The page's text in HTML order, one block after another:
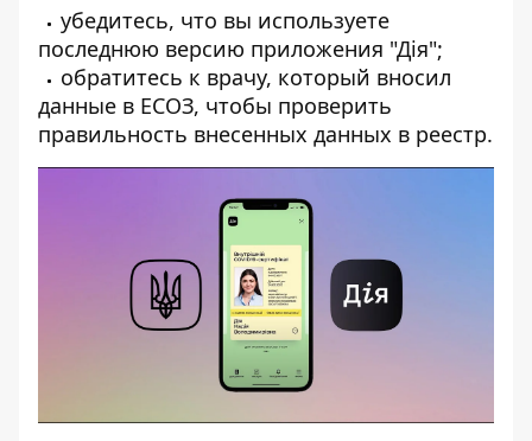
убедитесь, что вы используете
последнюю версию приложения "Дія";
обратитесь к врачу, который вносил
данные в ЕСОЗ, чтобы проверить
правильность внесенных данных в реестр.